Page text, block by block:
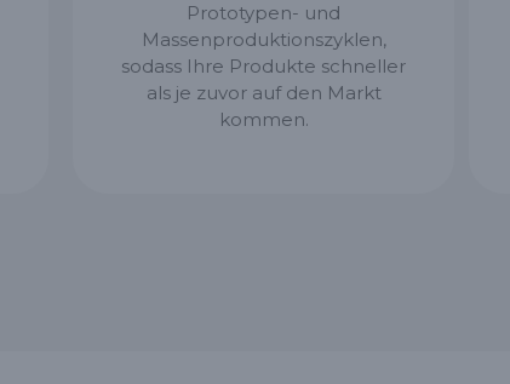
Prototypen- und
Massenproduktionszyklen,
sodass Ihre Produkte schneller
als je zuvor auf den Markt
kommen.